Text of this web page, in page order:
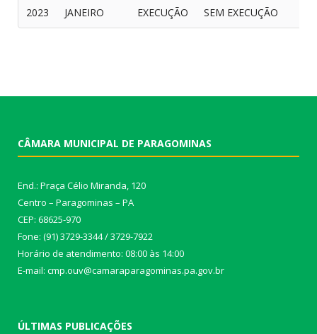
2023 JANEIRO EXECUÇÃO SEM EXECUÇÃO
CÂMARA MUNICIPAL DE PARAGOMINAS
End.: Praça Célio Miranda, 120
Centro – Paragominas – PA
CEP: 68625-970
Fone: (91) 3729-3344 / 3729-7922
Horário de atendimento: 08:00 às 14:00
E-mail: cmp.ouv@camaraparagominas.pa.gov.br
ÚLTIMAS PUBLICAÇÕES